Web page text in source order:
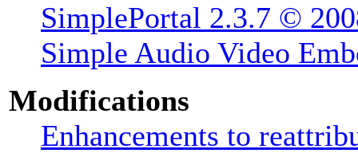
SimplePortal 2.3.7 ©
Simple Audio Video
Modifications
Enhancements to